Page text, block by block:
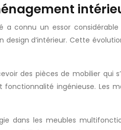
connu un essor
d’intérieur. Cette
des pièces de mobilier qui
ingénieuse. Les
dans les meubles